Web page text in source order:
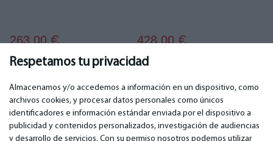
Respetamos tu privacidad
Almacenamos y/o accedemos a información en un dispositivo, como
archivos cookies, y procesar datos personales como únicos
identificadores e información estándar enviada por el dispositivo a
publicidad y contenidos personalizados, investigación de audiencias
y desarrollo de servicios. Con su permiso nosotros podemos utilizar
263.00€ 428.00€
IMPORTANTE CONTACTOS